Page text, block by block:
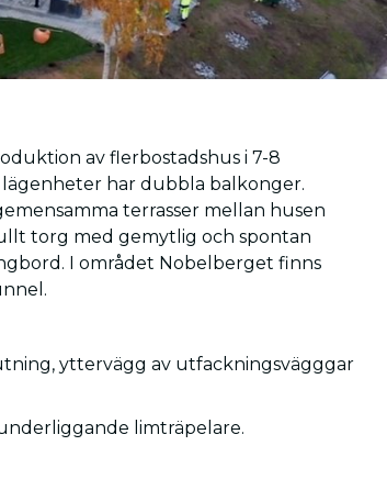
av flerbostadshus i 7-8
lägenheter har dubbla balkonger.
terrasser mellan husen
torg med gemytlig och spontan
I området Nobelberget finns
yttervägg av utfackningsvägggar
limträpelare.